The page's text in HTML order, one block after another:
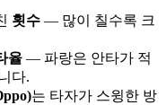
횟수 — 많이 칠수록 크
율 — 파랑은 안타가 적
다.
는 타자가 스윙한 방